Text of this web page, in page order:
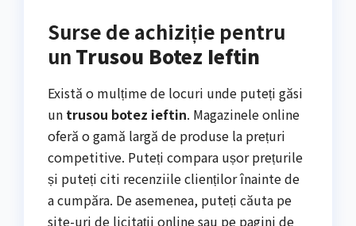
Surse de achiziție pentru
un Trusou Botez Ieftin
Există o mulțime de locuri unde puteți găsi
un trusou botez ieftin. Magazinele online
oferă o gamă largă de produse la prețuri
competitive. Puteți compara ușor prețurile
și puteți citi recenziile clienților înainte de
a cumpăra. De asemenea, puteți căuta pe
site-uri de licitații online sau pe pagini de